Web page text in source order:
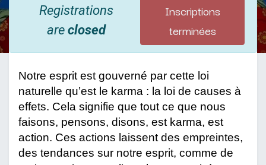
Registrations
areclosed
Inscriptions
terminées
Notre esprit est gouverné par cette loi
naturelle qu’est le karma : la loi de causes à
effets. Cela signifie que tout ce que nous
faisons, pensons, disons, est karma, est
action. Ces actions laissent des empreintes,
des tendances sur notre esprit, comme de